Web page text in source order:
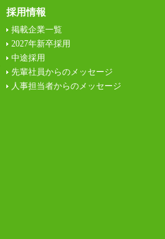
採用情報
掲載企業一覧
2027年新卒採用
中途採用
先輩社員からのメッセージ
人事担当者からのメッセージ